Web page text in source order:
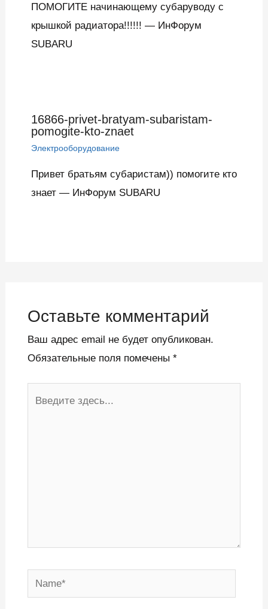
ПОМОГИТЕ начинающему субаруводу с
крышкой радиатора!!!!!! — ИнФорум
SUBARU
16866-privet-bratyam-subaristam-
pomogite-kto-znaet
Электрооборудование
Привет братьям субаристам)) помогите кто
знает — ИнФорум SUBARU
Оставьте комментарий
Ваш адрес email не будет опубликован.
Обязательные поля помечены *
Name*